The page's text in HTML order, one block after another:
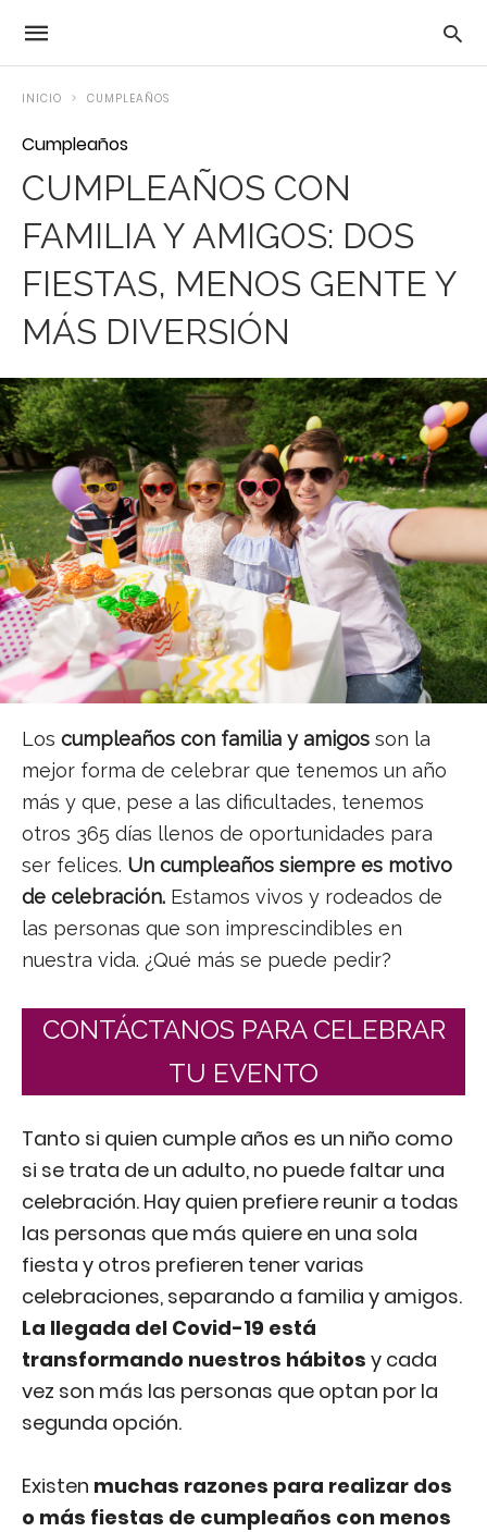
INICIO CUMPLEAÑOS
Cumpleaños
CUMPLEAÑOS CON
FAMILIA Y AMIGOS: DOS
FIESTAS, MENOS GENTE Y
MÁS DIVERSIÓN
Los cumpleaños con familia y amigos son la
mejor forma de celebrar que tenemos un año
más y que, pese a las dificultades, tenemos
otros 365 días llenos de oportunidades para
ser felices. Un cumpleaños siempre es motivo
de celebración. Estamos vivos y rodeados de
las personas que son imprescindibles en
nuestra vida. ¿Qué más se puede pedir?
CONTÁCTANOS PARA CELEBRAR
TU EVENTO
Tanto si quien cumple años es un niño como
si se trata de un adulto, no puede faltar una
celebración. Hay quien prefiere reunir a todas
las personas que más quiere en una sola
fiesta y otros prefieren tener varias
celebraciones, separando a familia y amigos.
La llegada del Covid-19 está
transformando nuestros hábitos y cada
vez son más las personas que optan por la
segunda opción.
Existen muchas razones para realizar dos
o más fiestas de cumpleaños con menos